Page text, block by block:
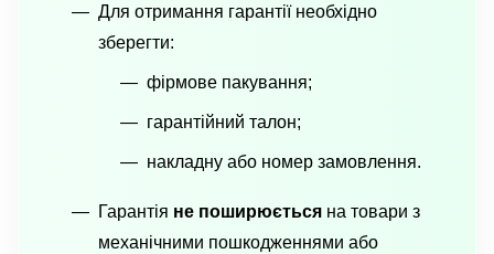
Для отримання гарантії необхідно
зберегти:
фірмове пакування;
гарантійний талон;
накладну або номер замовлення.
Гарантія не поширюється на товари з
механічними пошкодженнями або